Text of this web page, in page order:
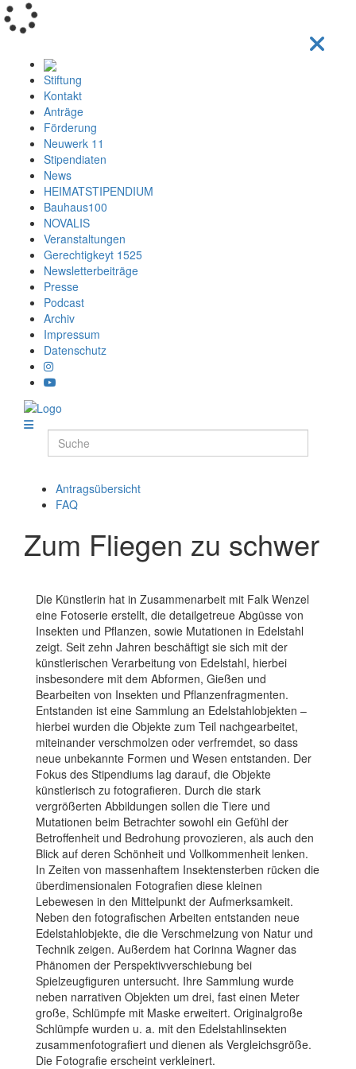
Stiftung
Kontakt
Anträge
Förderung
Neuwerk 11
Stipendiaten
News
HEIMATSTIPENDIUM
Bauhaus100
NOVALIS
Veranstaltungen
Gerechtigkeyt 1525
Newsletterbeiträge
Presse
Podcast
Archiv
Impressum
Datenschutz
Antragsübersicht
FAQ
Zum Fliegen zu schwer
Die Künstlerin hat in Zusammenarbeit mit Falk Wenzel
eine Fotoserie erstellt, die detailgetreue Abgüsse von
Insekten und Pflanzen, sowie Mutationen in Edelstahl
zeigt. Seit zehn Jahren beschäftigt sie sich mit der
künstlerischen Verarbeitung von Edelstahl, hierbei
insbesondere mit dem Abformen, Gießen und
Bearbeiten von Insekten und Pflanzenfragmenten.
Entstanden ist eine Sammlung an Edelstahlobjekten –
hierbei wurden die Objekte zum Teil nachgearbeitet,
miteinander verschmolzen oder verfremdet, so dass
neue unbekannte Formen und Wesen entstanden. Der
Fokus des Stipendiums lag darauf, die Objekte
künstlerisch zu fotografieren. Durch die stark
vergrößerten Abbildungen sollen die Tiere und
Mutationen beim Betrachter sowohl ein Gefühl der
Betroffenheit und Bedrohung provozieren, als auch den
Blick auf deren Schönheit und Vollkommenheit lenken.
In Zeiten von massenhaftem Insektensterben rücken die
überdimensionalen Fotografien diese kleinen
Lebewesen in den Mittelpunkt der Aufmerksamkeit.
Neben den fotografischen Arbeiten entstanden neue
Edelstahlobjekte, die die Verschmelzung von Natur und
Technik zeigen. Außerdem hat Corinna Wagner das
Phänomen der Perspektivverschiebung bei
Spielzeugfiguren untersucht. Ihre Sammlung wurde
neben narrativen Objekten um drei, fast einen Meter
große, Schlümpfe mit Maske erweitert. Originalgroße
Schlümpfe wurden u. a. mit den Edelstahlinsekten
zusammenfotografiert und dienen als Vergleichsgröße.
Die Fotografie erscheint verkleinert.